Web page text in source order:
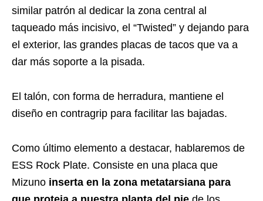
similar patrón al dedicar la zona central al
taqueado más incisivo, el “Twisted” y dejando para
el exterior, las grandes placas de tacos que va a
dar más soporte a la pisada.
El talón, con forma de herradura, mantiene el
diseño en contragrip para facilitar las bajadas.
Como último elemento a destacar, hablaremos de
ESS Rock Plate. Consiste en una placa que
Mizuno inserta en la zona metatarsiana para